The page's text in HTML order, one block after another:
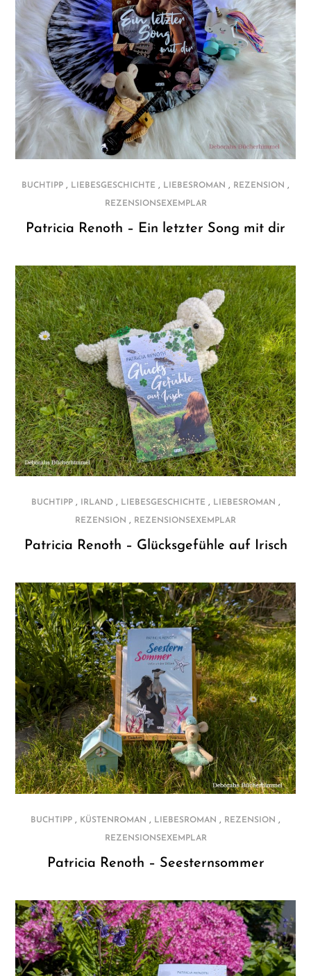
BUCHTIPP , LIEBESGESCHICHTE , LIEBESROMAN , REZENSION ,
REZENSIONSEXEMPLAR
Patricia Renoth – Ein letzter Song mit dir
BUCHTIPP, IRLAND, LIEBESGESCHICHTE , LIEBESROMAN ,
REZENSION , REZENSIONSEXEMPLAR
Patricia Renoth – Glücksgefühle auf Irisch
BUCHTIPP , KÜSTENROMAN , LIEBESROMAN , REZENSION ,
REZENSIONSEXEMPLAR
Patricia Renoth – Seesternsommer